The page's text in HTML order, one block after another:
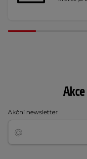
Akční newsletter